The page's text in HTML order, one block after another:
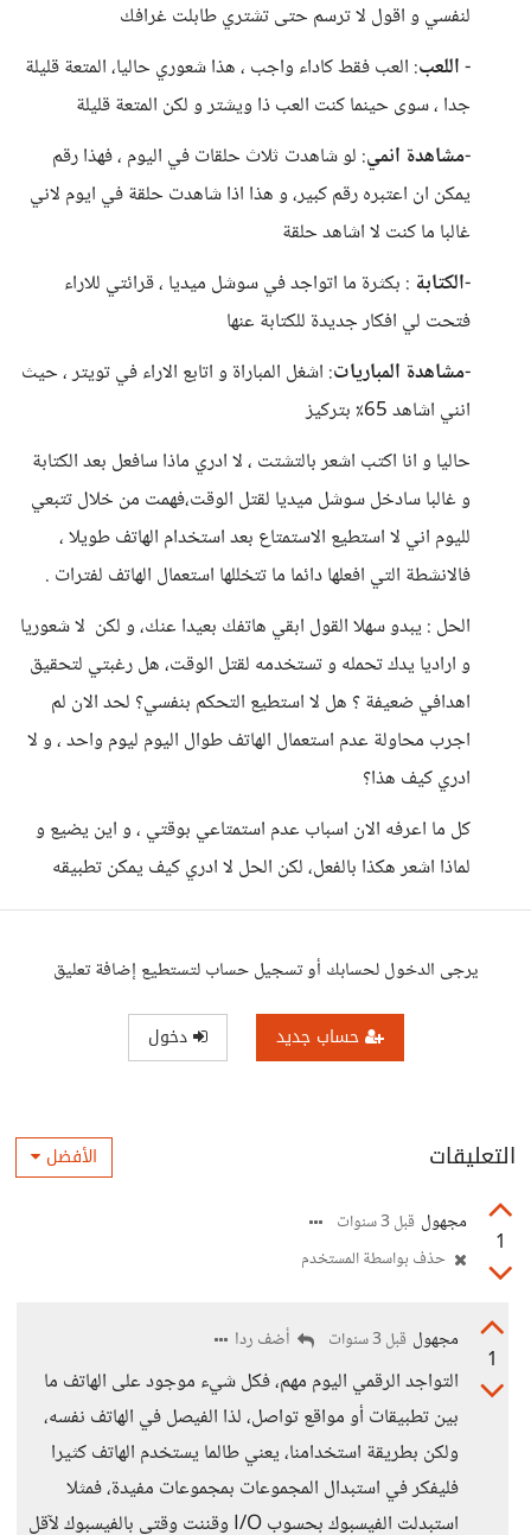
لنفسي و اقول لا ترسم حتى تشتري طابلت غرافك
-اللعب: العب فقط كاداء واجب ، هذا شعوري حاليا، المتعة قليلة
جدا ، سوى حينما كنت العب ذا ويشتر و لكن المتعة قليلة
-مشاهدة انمي: لو شاهدت ثلاث حلقات في اليوم ، فهذا رقم
يمكن ان اعتبره رقم كبير، و هذا اذا شاهدت حلقة في ايوم لاني
غالبا ما كنت لا اشاهد حلقة
-الكتابة : بكثرة ما اتواجد في سوشل ميديا ، قرائتي للاراء
فتحت لي افكار جديدة للكتابة عنها
-مشاهدة المباريات: اشغل المباراة و اتابع الاراء في تويتر ، حيث
انني اشاهد 65٪ بتركيز
حاليا و انا اكتب اشعر بالتشتت ، لا ادري ماذا سافعل بعد الكتابة
و غالبا سادخل سوشل ميديا لقتل الوقت،فهمت من خلال تتبعي
لليوم اني لا استطيع الاستمتاع بعد استخدام الهاتف طويلا ،
فالانشطة التي افعلها دائما ما تتخللها استعمال الهاتف لفترات .
الحل : يبدو سهلا القول ابقي هاتفك بعيدا عنك، و لكن لا شعوريا
و اراديا يدك تحمله و تستخدمه لقتل الوقت، هل رغبتي لتحقيق
اهدافي ضعيفة ؟ هل لا استطيع التحكم بنفسي؟ لحد الان لم
اجرب محاولة عدم استعمال الهاتف طوال اليوم ليوم واحد ، و لا
ادري كيف هذا؟
كل ما اعرفه الان اسباب عدم استمتاعي بوقتي ، و اين يضيع و
لماذا اشعر هكذا بالفعل، لكن الحل لا ادري كيف يمكن تطبيقه
يرجى الدخول لحسابك أو تسجيل حساب لتستطيع إضافة تعليق
حساب جديد دخول
التعليقات الأفضل
1
مجهول قبل 3 سنوات
حذف بواسطة المستخدم
1
مجهول قبل 3 سنوات أضف ردا
التواجد الرقمي اليوم مهم، فكل شيء موجود على الهاتف ما
بين تطبيقات أو مواقع تواصل، لذا الفيصل في الهاتف نفسه،
ولكن بطريقة استخدامنا، يعني طالما يستخدم الهاتف كثيرا
فليفكر في استبدال المجموعات بمجموعات مفيدة، فمثلا
استبدلت الفيسبوك بحسوب I/O وقننت وقتي بالفيسبوك لآقل